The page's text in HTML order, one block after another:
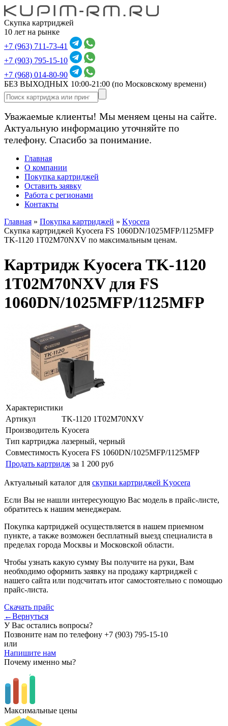
Скупка картриджей
10 лет на рынке
+7 (963) 711-73-41
+7 (903) 795-15-10
+7 (968) 014-80-90
БЕЗ ВЫХОДНЫХ 10:00-21:00 (по Московскому времени)
Уважаемые клиенты! Мы меняем цены на сайте.
Актуальную информацию уточняйте по
телефону. Спасибо за понимание.
Главная
О компании
Покупка картриджей
Оставить заявку
Работа с регионами
Контакты
Главная » Покупка картриджей » Kyocera
Скупка картриджей Kyocera FS 1060DN/1025MFP/1125MFP
TK-1120 1T02M70NXV по максимальным ценам.
Картридж Kyocera TK-1120
1T02M70NXV для FS
1060DN/1025MFP/1125MFP
Характеристики
Артикул
TK-1120 1T02M70NXV
Производитель Kyocera
Тип картриджа лазерный, черный
Совместимость Kyocera FS 1060DN/1025MFP/1125MFP
Продать картридж за 1 200 руб
Актуальный каталог для скупки картриджей Kyocera
Если Вы не нашли интересующую Вас модель в прайс-листе,
обратитесь к нашим менеджерам.
Покупка картриджей осуществляется в нашем приемном
пункте, а также возможен бесплатный выезд специалиста в
пределах города Москвы и Московской области.
Чтобы узнать какую сумму Вы получите на руки, Вам
необходимо оформить заявку на продажу картриджей с
нашего сайта или подсчитать итог самостоятельно с помощью
прайс-листа.
Скачать прайс
←Вернуться
У Вас остались вопросы?
Позвоните нам по телефону +7 (903) 795-15-10
или
Напишите нам
Почему именно мы?
Максимальные цены